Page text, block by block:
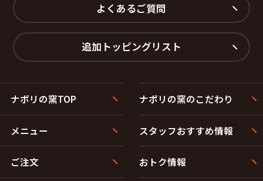
よくあるご質問
追加トッピングリスト
ナポリの窯TOP ナポリの窯のこだわり
メニュー スタッフおすすめ情報
ご注文 おトク情報